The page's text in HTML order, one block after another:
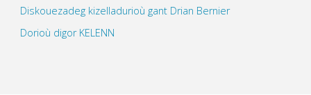
Diskouezadeg kizelladurioù gant Drian Bernier
Dorioù digor KELENN